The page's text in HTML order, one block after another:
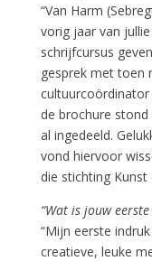
“Van Harm
vorig jaar van
schrijfcursus
gesprek met toen
cultuurcoördinator
de brochure
al ingedeeld.
vond hiervoor
die stichting Kunst
“Wat is jouw
“Mijn eerste
creatieve, leuke